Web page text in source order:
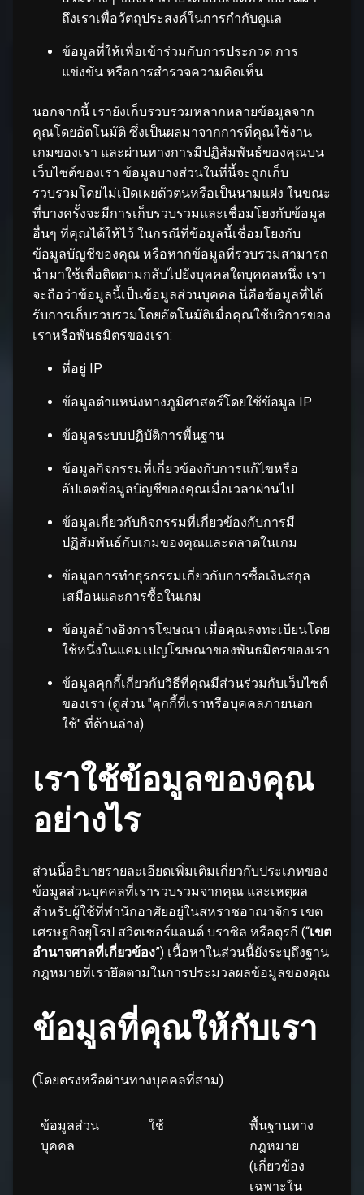
ถึงเราเพื่อวัตถุประสงค์ในการกำกับดูแล
ข้อมูลที่ให้เพื่อเข้าร่วมกับการประกวด การ
แข่งขัน หรือการสำรวจความคิดเห็น
นอกจากนี้ เรายังเก็บรวบรวมหลากหลายข้อมูลจาก
คุณโดยอัตโนมัติ ซึ่งเป็นผลมาจากการที่คุณใช้งาน
เกมของเรา และผ่านทางการมีปฏิสัมพันธ์ของคุณบน
เว็บไซต์ของเรา ข้อมูลบางส่วนในที่นี้จะถูกเก็บ
รวบรวมโดยไม่เปิดเผยตัวตนหรือเป็นนามแฝง ในขณะ
ที่บางครั้งจะมีการเก็บรวบรวมและเชื่อมโยงกับข้อมูล
อื่นๆ ที่คุณได้ให้ไว้ ในกรณีที่ข้อมูลนี้เชื่อมโยงกับ
ข้อมูลบัญชีของคุณ หรือหากข้อมูลที่รวบรวมสามารถ
นำมาใช้เพื่อติดตามกลับไปยังบุคคลใดบุคคลหนึ่ง เรา
จะถือว่าข้อมูลนี้เป็นข้อมูลส่วนบุคคล นี่คือข้อมูลที่ได้
รับการเก็บรวบรวมโดยอัตโนมัติเมื่อคุณใช้บริการของ
เราหรือพันธมิตรของเรา:
ที่อยู่ IP
ข้อมูลตำแหน่งทางภูมิศาสตร์โดยใช้ข้อมูล IP
ข้อมูลระบบปฏิบัติการพื้นฐาน
ข้อมูลกิจกรรมที่เกี่ยวข้องกับการแก้ไขหรือ
อัปเดตข้อมูลบัญชีของคุณเมื่อเวลาผ่านไป
ข้อมูลเกี่ยวกับกิจกรรมที่เกี่ยวข้องกับการมี
ปฏิสัมพันธ์กับเกมของคุณและตลาดในเกม
ข้อมูลการทำธุรกรรมเกี่ยวกับการซื้อเงินสกุล
เสมือนและการซื้อในเกม
ข้อมูลอ้างอิงการโฆษณา เมื่อคุณลงทะเบียนโดย
ใช้หนึ่งในแคมเปญโฆษณาของพันธมิตรของเรา
ข้อมูลคุกกี้เกี่ยวกับวิธีที่คุณมีส่วนร่วมกับเว็บไซต์
ของเรา (ดูส่วน "คุกกี้ที่เราหรือบุคคลภายนอก
ใช้" ที่ด้านล่าง)
เราใช้ข้อมูลของคุณ
อย่างไร
ส่วนนี้อธิบายรายละเอียดเพิ่มเติมเกี่ยวกับประเภทของ
ข้อมูลส่วนบุคคลที่เรารวบรวมจากคุณ และเหตุผล
สำหรับผู้ใช้ที่พำนักอาศัยอยู่ในสหราชอาณาจักร เขต
เศรษฐกิจยุโรป สวิตเซอร์แลนด์ บราซิล หรือตุรกี (“เขต
อำนาจศาลที่เกี่ยวข้อง”) เนื้อหาในส่วนนี้ยังระบุถึงฐาน
กฎหมายที่เรายึดตามในการประมวลผลข้อมูลของคุณ
ข้อมูลที่คุณให้กับเรา
(โดยตรงหรือผ่านทางบุคคลที่สาม)
ข้อมูลส่วน
บุคคล
ใช้
พื้นฐานทาง
กฎหมาย
(เกี่ยวข้อง
เฉพาะใน